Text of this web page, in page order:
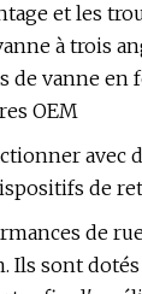
et les
à trois
de vanne
OEM
avec
de
de
Ils sont